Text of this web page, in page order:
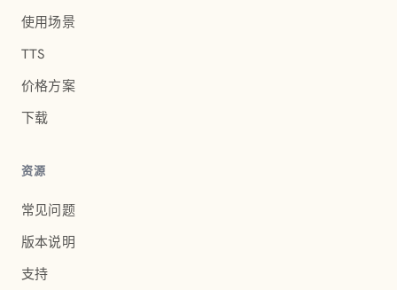
使用场景
TTS
价格方案
下载
资源
常见问题
版本说明
支持